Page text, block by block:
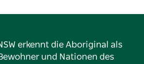
erkennt die Aboriginal als
und Nationen des